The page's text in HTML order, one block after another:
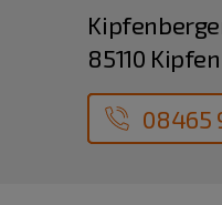
85110
08465